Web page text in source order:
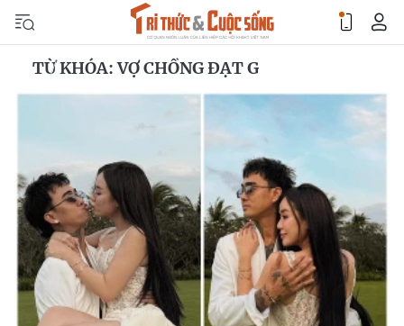
TỪ KHÓA: VỢ CHỒNG ĐẠT G